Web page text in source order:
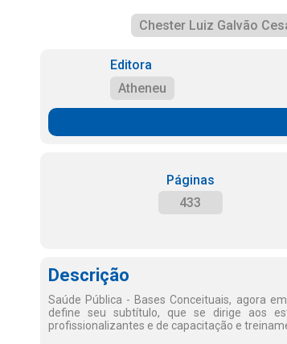
Chester Luiz Galvão
Editora
Atheneu
Páginas
433
Descrição
Saúde Pública - Bases Conceituais, agora
define seu subtítulo, que se dirige aos
profissionalizantes e de capacitação e